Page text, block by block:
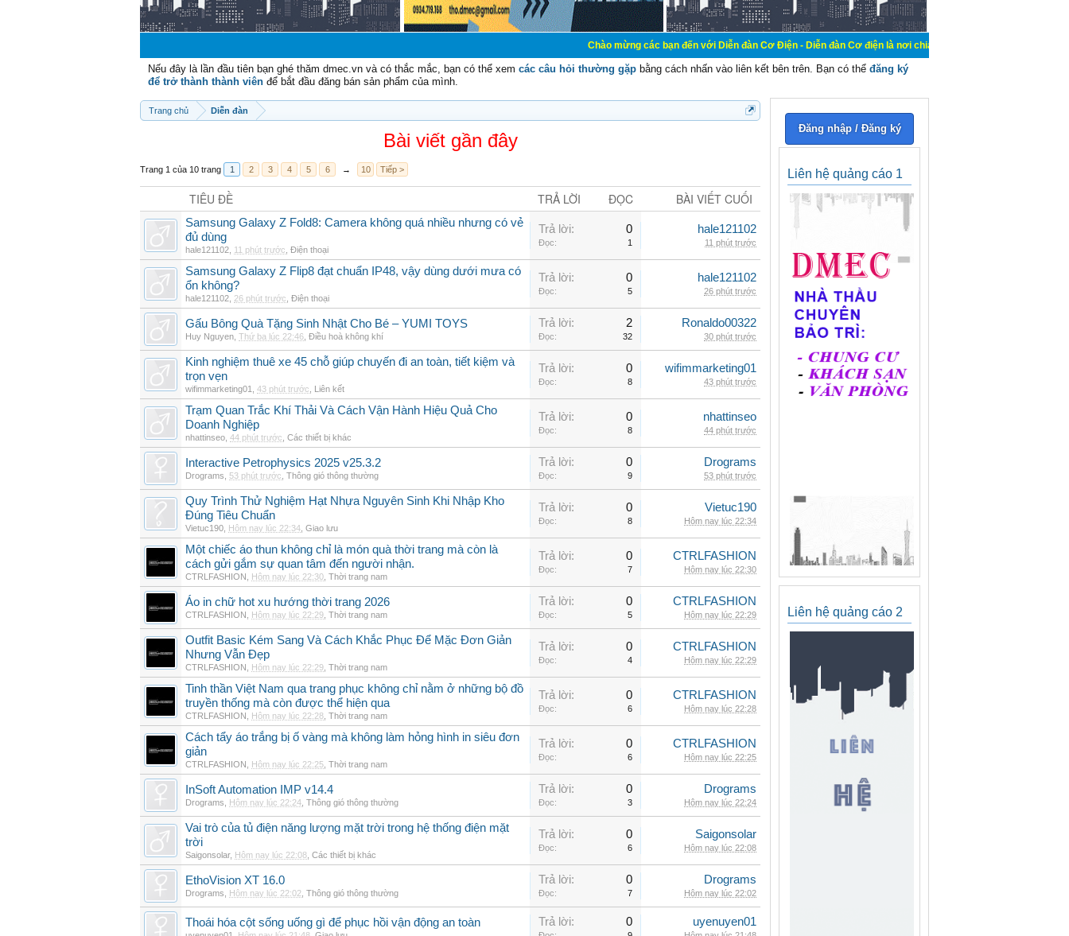
Chào mừng các bạn đến với Diễn đàn Cơ Điện - Diễn đàn Cơ điện là nơi chia sẽ kiến thức kinh nghiệm trong lãnh
Nếu đây là lần đầu tiên bạn ghé thăm dmec.vn và có thắc mắc, bạn có thể xem các câu hỏi thường gặp bằng cách nhấn vào liên kết bên trên. Bạn có thể đăng ký
để trở thành thành viên để bắt đầu đăng bán sản phẩm của mình.
Trang chủ Diễn đàn
Bài viết gần đây
Trang 1 của 10 trang 1 2 3 4 5 6 → 10 Tiếp >
TIÊU ĐỀ TRẢ LỜI ĐỌC BÀI VIẾT CUỐI
Samsung Galaxy Z Fold8: Camera không quá nhiều nhưng có vẻ
đủ dùng
hale121102 11 phút trước Điện thoại
Trả lời: 0
Đọc: 1
hale121102
11 phút trước
Samsung Galaxy Z Flip8 đạt chuẩn IP48, vậy dùng dưới mưa có
ổn không?
hale121102 26 phút trước Điện thoại
Trả lời: 0
Đọc: 5
hale121102
26 phút trước
Gấu Bông Quà Tặng Sinh Nhật Cho Bé – YUMI TOYS
Huy Nguyen Thứ ba lúc 22:46 Điều hoà không khí
Trả lời: 2
Đọc: 32
Ronaldo00322
30 phút trước
Kinh nghiệm thuê xe 45 chỗ giúp chuyến đi an toàn, tiết kiệm và
trọn vẹn
wifimmarketing01 43 phút trước Liên kết
Trả lời: 0
Đọc: 8
wifimmarketing01
43 phút trước
Trạm Quan Trắc Khí Thải Và Cách Vận Hành Hiệu Quả Cho
Doanh Nghiệp
nhattinseo 44 phút trước Các thiết bị khác
Trả lời: 0
Đọc: 8
nhattinseo
44 phút trước
Interactive Petrophysics 2025 v25.3.2
Drograms 53 phút trước Thông gió thông thường
Trả lời: 0
Đọc: 9
Drograms
53 phút trước
Quy Trình Thử Nghiệm Hạt Nhựa Nguyên Sinh Khi Nhập Kho
Đúng Tiêu Chuẩn
Vietuc190 Hôm nay lúc 22:34 Giao lưu
Trả lời: 0
Đọc: 8
Vietuc190
Hôm nay lúc 22:34
Một chiếc áo thun không chỉ là món quà thời trang mà còn là
cách gửi gắm sự quan tâm đến người nhận.
CTRLFASHION Hôm nay lúc 22:30 Thời trang nam
Trả lời: 0
Đọc: 7
CTRLFASHION
Hôm nay lúc 22:30
Áo in chữ hot xu hướng thời trang 2026
CTRLFASHION Hôm nay lúc 22:29 Thời trang nam
Trả lời: 0
Đọc: 5
CTRLFASHION
Hôm nay lúc 22:29
Outfit Basic Kém Sang Và Cách Khắc Phục Để Mặc Đơn Giản
Nhưng Vẫn Đẹp
CTRLFASHION Hôm nay lúc 22:29 Thời trang nam
Trả lời: 0
Đọc: 4
CTRLFASHION
Hôm nay lúc 22:29
Tinh thần Việt Nam qua trang phục không chỉ nằm ở những bộ đồ
truyền thống mà còn được thể hiện qua
CTRLFASHION Hôm nay lúc 22:28 Thời trang nam
Trả lời: 0
Đọc: 6
CTRLFASHION
Hôm nay lúc 22:28
Cách tẩy áo trắng bị ố vàng mà không làm hỏng hình in siêu đơn
giản
CTRLFASHION Hôm nay lúc 22:25 Thời trang nam
Trả lời: 0
Đọc: 6
CTRLFASHION
Hôm nay lúc 22:25
InSoft Automation IMP v14.4
Drograms Hôm nay lúc 22:24 Thông gió thông thường
Trả lời: 0
Đọc: 3
Drograms
Hôm nay lúc 22:24
Vai trò của tủ điện năng lượng mặt trời trong hệ thống điện mặt
trời
Saigonsolar, Hôm nay lúc 22:08 Các thiết bị khác
Trả lời: 0
Đọc: 6
Saigonsolar
Hôm nay lúc 22:08
EthoVision XT 16.0
Drograms Hôm nay lúc 22:02 Thông gió thông thường
Trả lời: 0
Đọc: 7
Drograms
Hôm nay lúc 22:02
Thoái hóa cột sống uống gì để phục hồi vận động an toàn Trả lời: 0 uyenuyen01
Đăng nhập / Đăng ký
Liên hệ quảng cáo 1
Liên hệ quảng cáo 2